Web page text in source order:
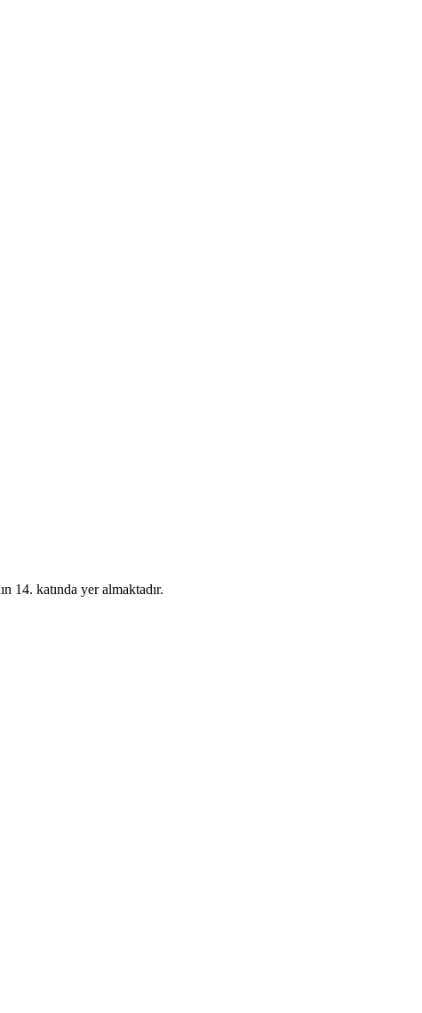
14. katında yer almaktadır.